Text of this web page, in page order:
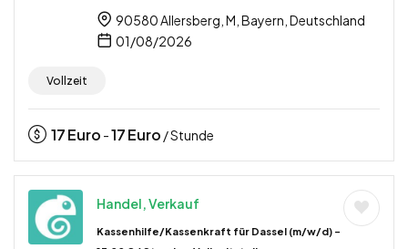
90580 Allersberg, M, Bayern, Deutschland
01/08/2026
Vollzeit
17Euro -17Euro / Stunde
Handel, Verkauf
Kassenhilfe/Kassenkraft für Dassel (m/w/d) –